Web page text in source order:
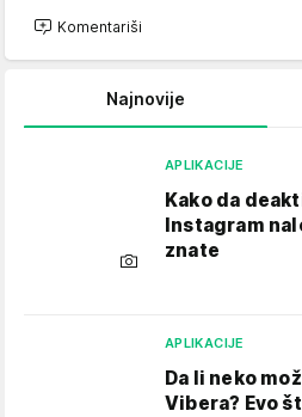
Komentariši
Najnovije
APLIKACIJE
Kako da
Instagram
znate
APLIKACIJE
Da li neko
Vibera? Evo